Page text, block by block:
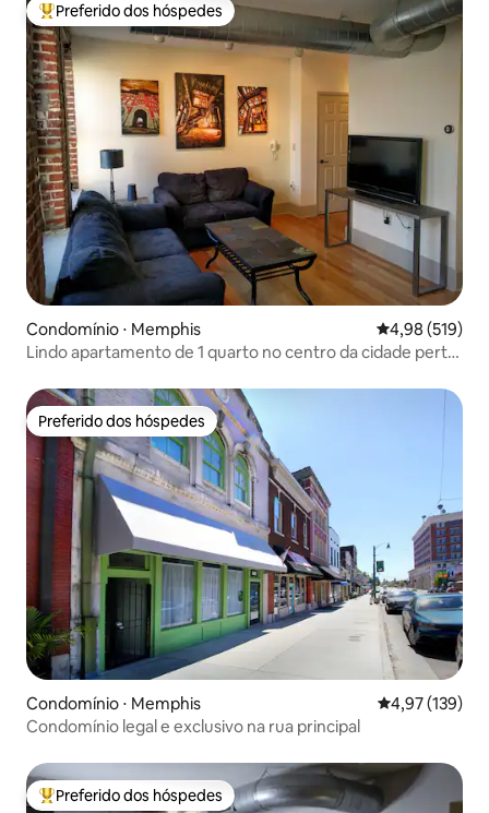
Entre os melhores preferidos dos hóspedes
Preferido dos hóspedes
Condomínio ⋅ Memphis 4,98 de uma
4,98 (519)
Lindo apartamento de 1 quarto no centro da cidade perto
Preferido dos hóspedes
Preferido dos hóspedes
Condomínio ⋅ Memphis 4,97 de uma
4,97 (139)
Condomínio legal e exclusivo na rua principal
Entre os melhores preferidos dos hóspedes
Preferido dos hóspedes